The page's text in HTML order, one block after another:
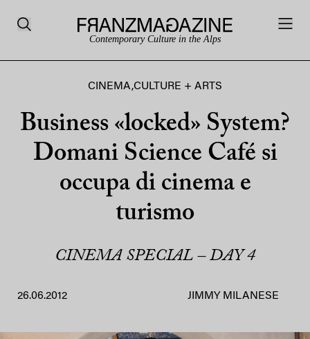
Contemporary Culture in the Alps
CINEMA,CULTURE + ARTS
Business «locked» System?
Domani Science Café si
occupa di cinema e
turismo
CINEMA SPECIAL – DAY 4
26.06.2012 JIMMY MILANESE